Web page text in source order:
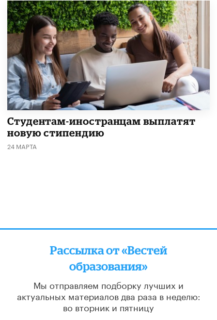
Студентам-иностранцам выплатят
новую стипендию
24 МАРТА
Рассылка от «Вестей
образования»
Мы отправляем подборку лучших и
актуальных материалов два раза в неделю:
во вторник и пятницу